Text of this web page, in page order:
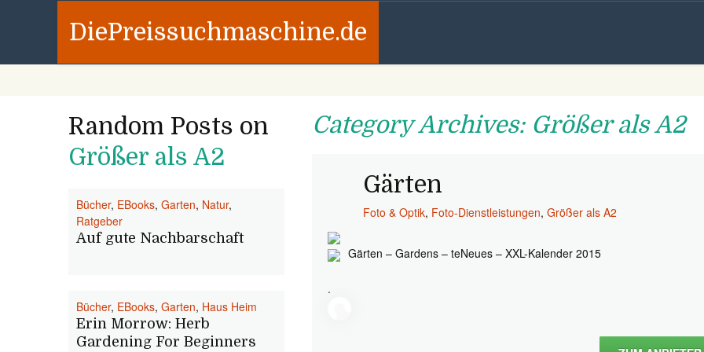
DiePreissuchmaschine.de
Category Archives: Größer als A2
Gärten
Foto & Optik, Foto-Dienstleistungen,Größer als A2
Gärten – Gardens – teNeues – XXL-Kalender 2015
.
Random Posts on
Größer als A2
Bücher, EBooks, Garten, Natur,
Ratgeber
Auf gute Nachbarschaft
Bücher, EBooks, Garten, Haus Heim
Erin Morrow: Herb
Gardening For Beginners